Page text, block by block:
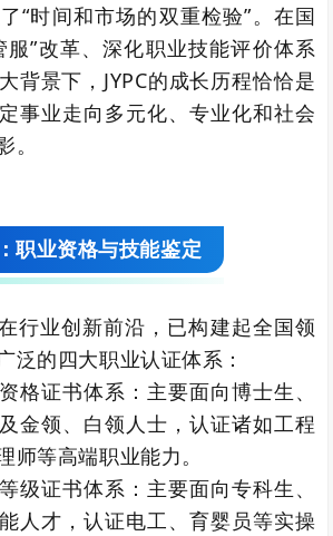
“时间和市场的双重检验”。在国
服”改革、深化职业技能评价体系
背景下，JYPC的成长历程恰恰是
事业走向多元化、专业化和社会
职业资格与技能鉴定
行业创新前沿，已构建起全国领
泛的四大职业认证体系：
格证书体系：主要面向博士生、
金领、白领人士，认证诸如工程
师等高端职业能力。
级证书体系：主要面向专科生、
人才，认证电工、育婴员等实操